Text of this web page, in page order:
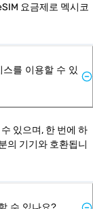
요금제로 멕시코
를 이용할 수 있
있으며, 한 번에 하
의 기기와 호환됩니
수 있나요?